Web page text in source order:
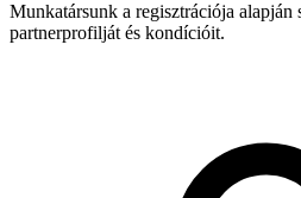
Munkatársunk a regisztrációja alapján
partnerprofilját és kondícióit.